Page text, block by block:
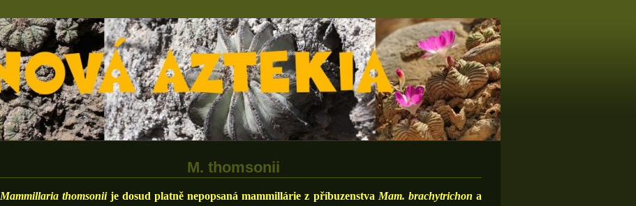
M. thomsonii
Mammillaria thomsoniije dosud platně nepopsaná mammillárie z příbuzenstva Mam. brachytrichon a